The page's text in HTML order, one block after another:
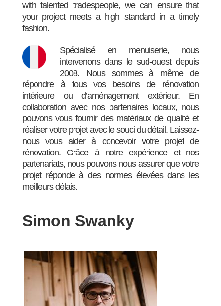
with talented tradespeople, we can ensure that
your project meets a high standard in a timely
fashion.
Spécialisé en menuiserie, nous
intervenons dans le sud-ouest depuis
2008. Nous sommes à même de
répondre à tous vos besoins de rénovation
intérieure ou d’aménagement extérieur. En
collaboration avec nos partenaires locaux, nous
pouvons vous fournir des matériaux de qualité et
réaliser votre projet avec le souci du détail. Laissez-
nous vous aider à concevoir votre projet de
rénovation. Grâce à notre expérience et nos
partenariats, nous pouvons nous assurer que votre
projet réponde à des normes élevées dans les
meilleurs délais.
Simon Swanky